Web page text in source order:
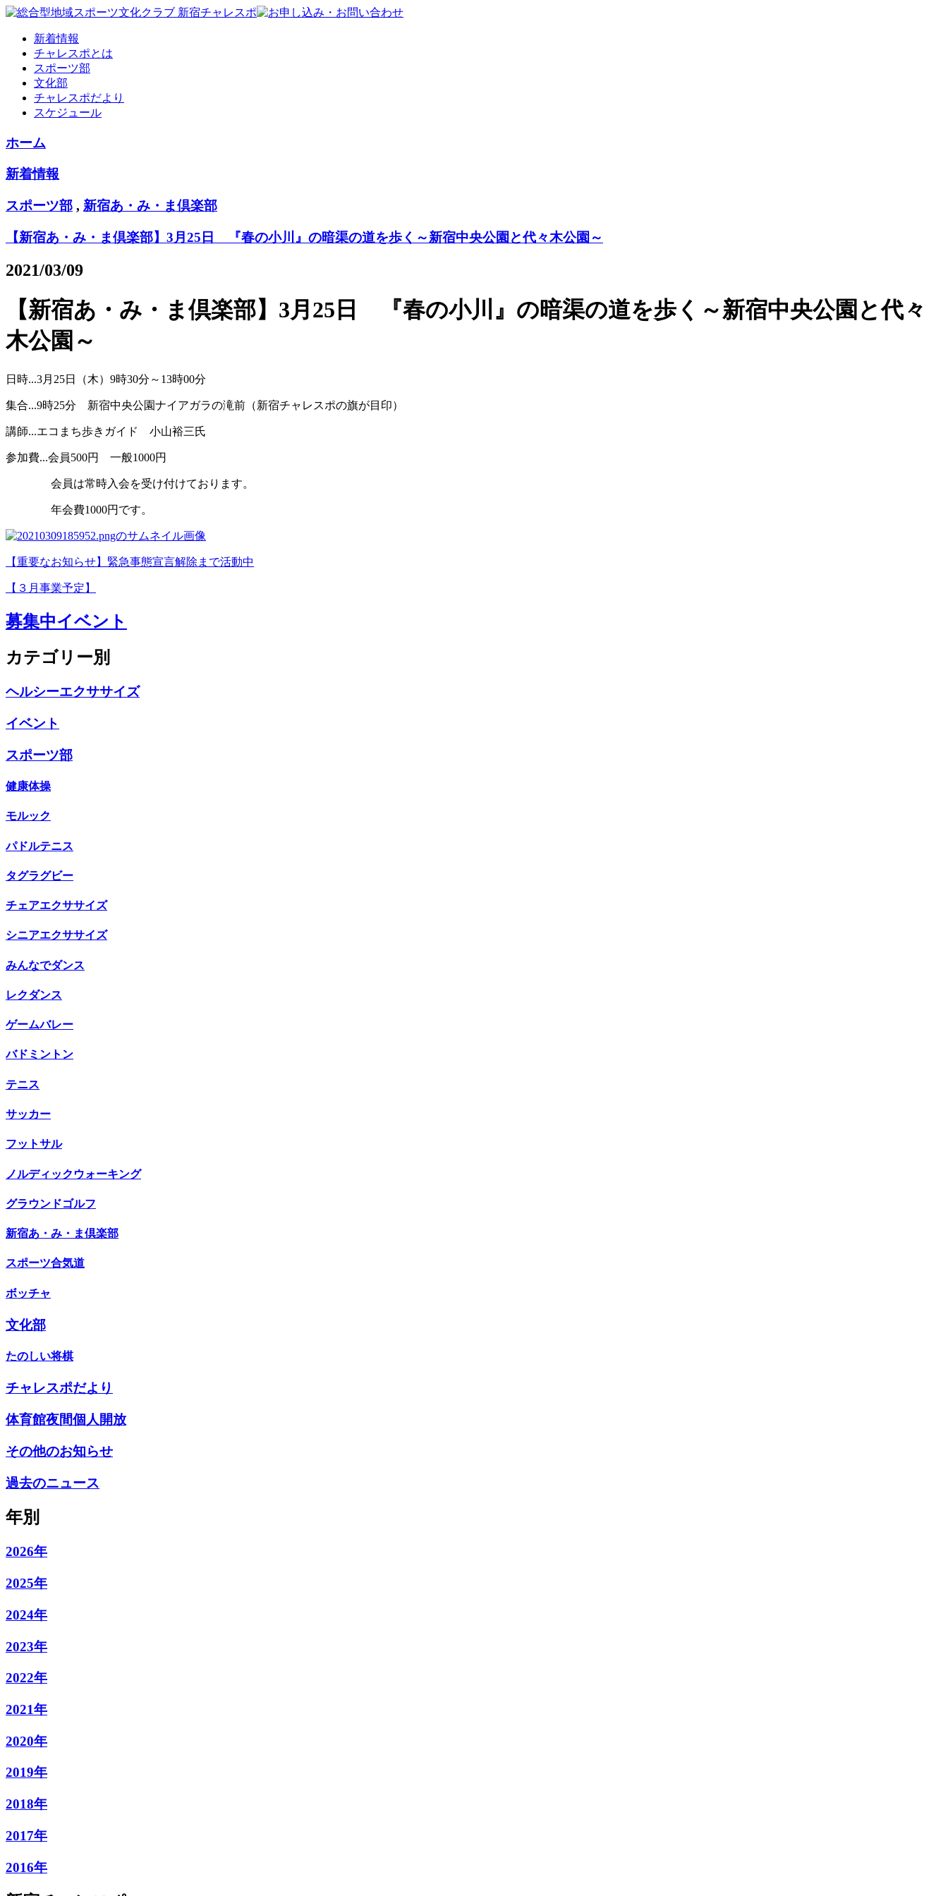
新着情報
チャレスポとは
スポーツ部
文化部
チャレスポだより
スケジュール
ホーム
新着情報
スポーツ部 , 新宿あ・み・ま倶楽部
【新宿あ・み・ま倶楽部】3月25日 『春の小川』の暗渠の道を歩く～新宿中央公園と代々木公園～
2021/03/09
【新宿あ・み・ま倶楽部】3月25日 『春の小川』の暗渠の道を歩く～新宿中央公園と代々
木公園～
日時...3月25日（木）9時30分～13時00分
集合...9時25分 新宿中央公園ナイアガラの滝前（新宿チャレスポの旗が目印）
講師...エコまち歩きガイド 小山裕三氏
参加費...会員500円 一般1000円
会員は常時入会を受け付けております。
年会費1000円です。
【重要なお知らせ】緊急事態宣言解除まで活動中
【３月事業予定】
募集中イベント
カテゴリー別
ヘルシーエクササイズ
イベント
スポーツ部
健康体操
モルック
パドルテニス
タグラグビー
チェアエクササイズ
シニアエクササイズ
みんなでダンス
レクダンス
ゲームバレー
バドミントン
テニス
サッカー
フットサル
ノルディックウォーキング
グラウンドゴルフ
新宿あ・み・ま倶楽部
スポーツ合気道
ボッチャ
文化部
たのしい将棋
チャレスポだより
体育館夜間個人開放
その他のお知らせ
過去のニュース
年別
2026年
2025年
2024年
2023年
2022年
2021年
2020年
2019年
2018年
2017年
2016年